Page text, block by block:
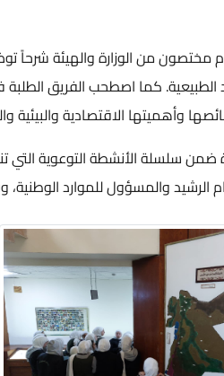
مختصون من الوزارة والهيئة شرحاً
الطبيعية. كما اصطحب الفريق
وأهميتها الاقتصادية والبيئية
ضمن سلسلة الأنشطة التوعوية التي
والمسؤول للموارد الوطنية،